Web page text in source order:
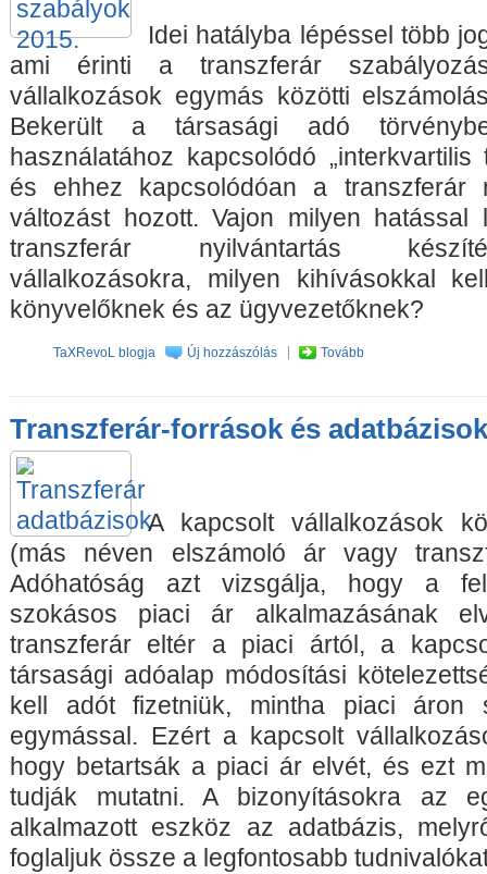
Idei hatályba lépéssel több
ami érinti a transzferár
vállalkozások egymás közötti
Bekerült a társasági adó
használatához kapcsolódó „interkvartilis
és ehhez kapcsolódóan a transzferár
változást hozott. Vajon milyen
transzferár nyilvántartás
vállalkozásokra, milyen kihívásokkal
könyvelőknek és az ügyvezetőknek?
TaXRevoL blogja Új hozzászólás Tovább
Transzferár-források és
A kapcsolt vállalkozások
(más néven elszámoló ár vagy
Adóhatóság azt vizsgálja, hogy a
szokásos piaci ár alkalmazásának
transzferár eltér a piaci ártól, a
társasági adóalap módosítási
kell adót fizetniük, mintha piaci áron
egymással. Ezért a kapcsolt
hogy betartsák a piaci ár elvét, és ezt
tudják mutatni. A bizonyításokra az
alkalmazott eszköz az adatbázis,
foglaljuk össze a legfontosabb